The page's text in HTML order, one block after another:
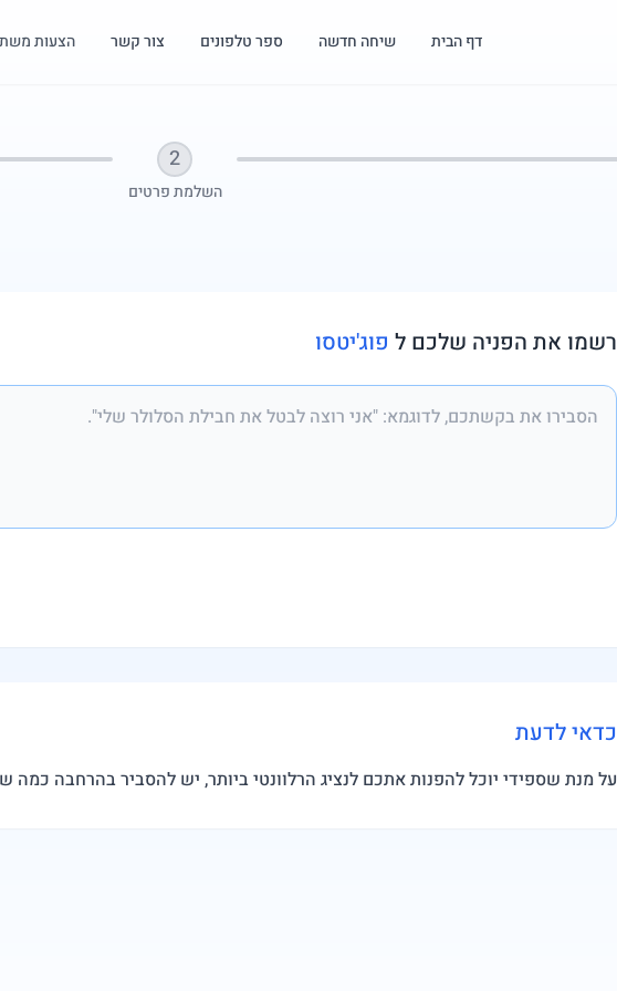
הצעות צור קשר ספר טלפונים שיחה חדשה דף הבית
2
השלמת פרטים
רשמו את הפניה שלכם ל פוג'יטסו
כדאי לדעת
על מנת שספידי יוכל להפנות אתכם לנציג הרלוונטי ביותר, יש להסביר בהרחבה